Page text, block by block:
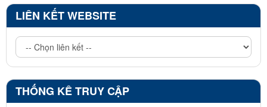
LIÊN KẾT WEBSITE
THỐNG KÊ TRUY CẬP